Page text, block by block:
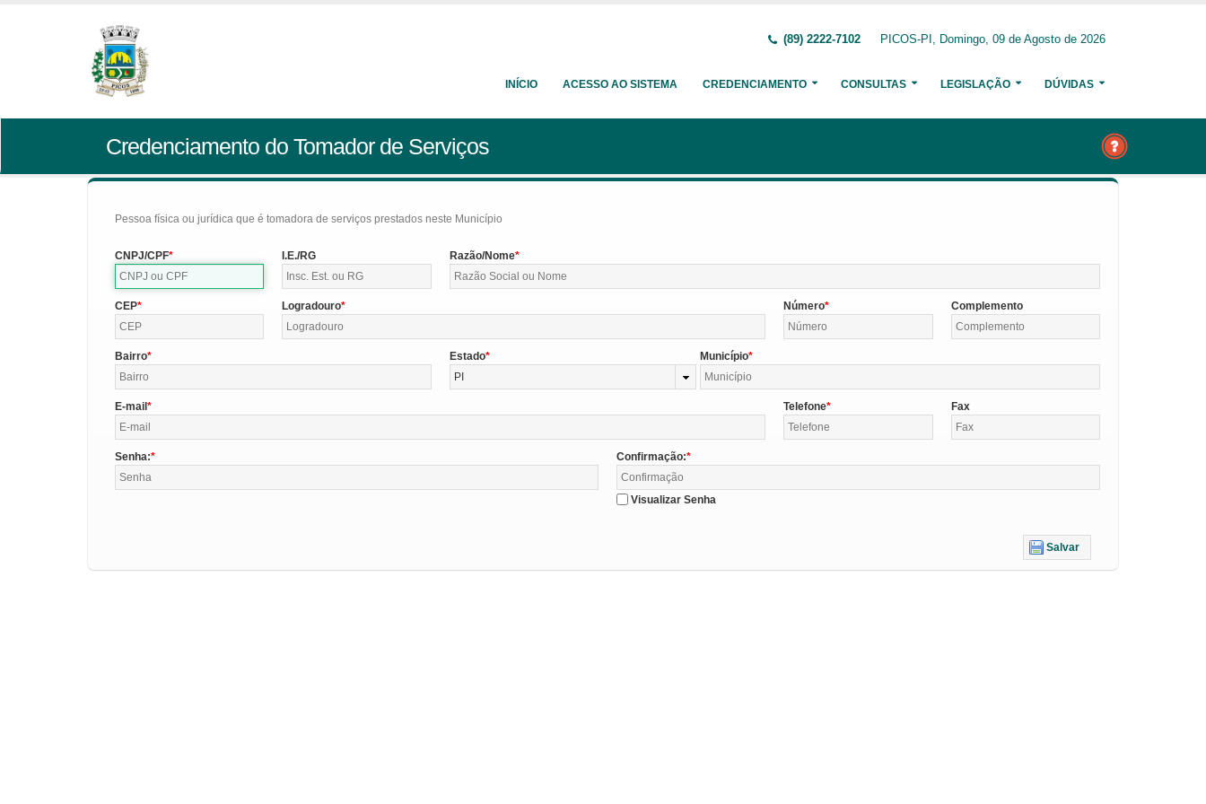
(89) 2222-7102 PICOS-PI, Domingo, 09 de Agosto de 2026
INÍCIO ACESSO AO SISTEMA CREDENCIAMENTO CONSULTAS LEGISLAÇÃO DÚVIDAS
Credenciamento do Tomador de Serviços
Pessoa física ou jurídica que é tomadora de serviços prestados neste Município
CNPJ/CPF I.E./RG Razão/Nome
CEP Logradouro Número Complemento
Bairro
Estado
PI
Município
E-mail Telefone Fax
Senha: Confirmação:
Visualizar Senha
Salvar